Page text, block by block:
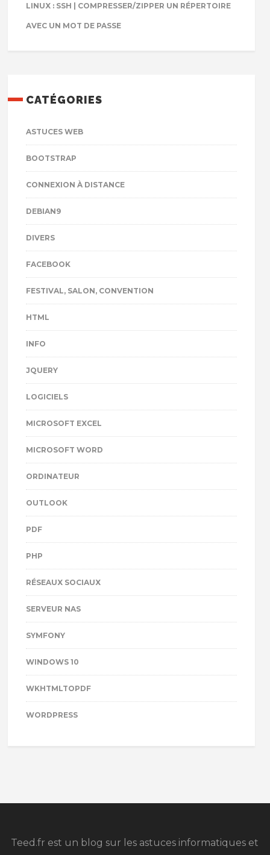
LINUX : SSH | COMPRESSER/ZIPPER UN RÉPERTOIRE
AVEC UN MOT DE PASSE
CATÉGORIES
ASTUCES WEB
BOOTSTRAP
CONNEXION À DISTANCE
DEBIAN9
DIVERS
FACEBOOK
FESTIVAL, SALON, CONVENTION
HTML
INFO
JQUERY
LOGICIELS
MICROSOFT EXCEL
MICROSOFT WORD
ORDINATEUR
OUTLOOK
PDF
PHP
RÉSEAUX SOCIAUX
SERVEUR NAS
SYMFONY
WINDOWS 10
WKHTMLTOPDF
WORDPRESS
Teed.fr est un blog sur les astuces informatiques et